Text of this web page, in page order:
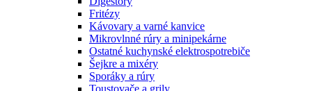
Fritézy
Kávovary a varné kanvice
Mikrovlnné rúry a minipekárne
Ostatné kuchynské elektrospotrebiče
Šejkre a mixéry
Sporáky a rúry
Toustovače a grily